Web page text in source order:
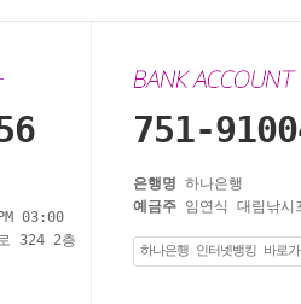
03:00
324 2층
751-
은행명 하나은행
예금주 임연식 대림낚시
하나은행 인터넷뱅킹 바로